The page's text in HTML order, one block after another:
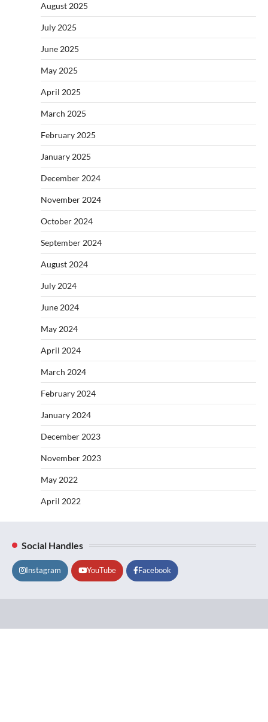
August 2025
July 2025
June 2025
May 2025
April 2025
March 2025
February 2025
January 2025
December 2024
November 2024
October 2024
September 2024
August 2024
July 2024
June 2024
May 2024
April 2024
March 2024
February 2024
January 2024
December 2023
November 2023
May 2022
April 2022
Social Handles
Instagram YouTube Facebook